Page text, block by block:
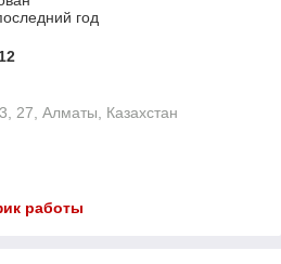
год
27, Алматы, Казахстан
работы